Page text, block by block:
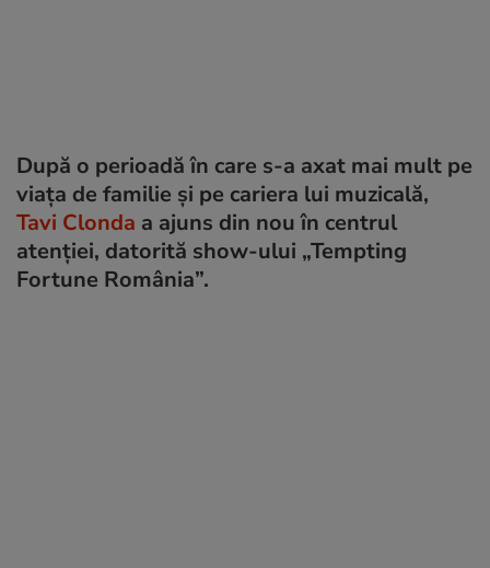
După o perioadă în care s-a axat mai mult pe
viața de familie și pe cariera lui muzicală,
Tavi Clonda a ajuns din nou în centrul
atenției, datorită show-ului „Tempting
Fortune România”.